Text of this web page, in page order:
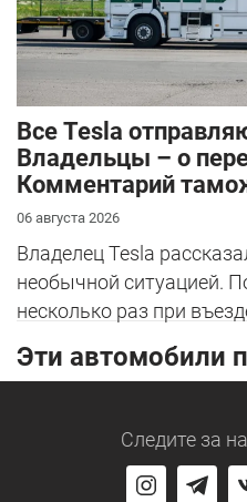
Все Tesla
Владельцы – о
Комментарий
06 августа 2026
Владелец Tesla
необычной ситуацией.
несколько раз при
Эти автомобили
Следите за